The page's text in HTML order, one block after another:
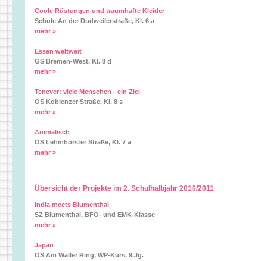
Coole Rüstungen und traumhafte Kleider
Schule An der Dudweilerstraße, Kl. 6 a
mehr »
Essen weltweit
GS Bremen-West, Kl. 8 d
mehr »
Tenever: viele Menschen - ein Ziel
OS Koblenzer Straße, Kl. 8 s
mehr »
Animalisch
OS Lehmhorster Straße, Kl. 7 a
mehr »
Übersicht der Projekte im 2. Schulhalbjahr 2010/2011
India meets Blumenthal
SZ Blumenthal, BFO- und EMK-Klasse
mehr »
Japan
OS Am Waller Ring, WP-Kurs, 9.Jg.